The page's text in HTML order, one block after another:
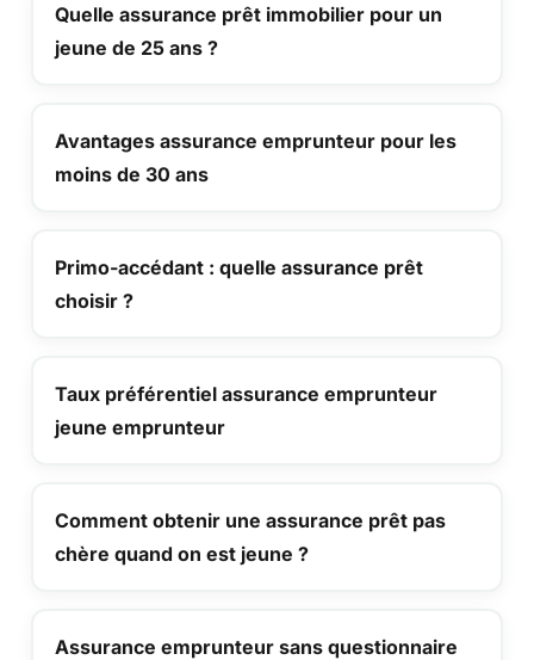
Quelle assurance prêt immobilier pour un
jeune de 25 ans ?
Avantages assurance emprunteur pour les
moins de 30 ans
Primo-accédant : quelle assurance prêt
choisir ?
Taux préférentiel assurance emprunteur
jeune emprunteur
Comment obtenir une assurance prêt pas
chère quand on est jeune ?
Assurance emprunteur sans questionnaire